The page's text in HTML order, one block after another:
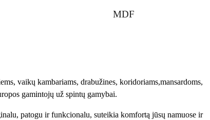
MDF
vaikų kambariams, drabužines, koridoriams,mansardoms,
gamintojų už spintų gamybai.
patogu ir funkcionalu, suteikia komfortą jūsų namuose ir